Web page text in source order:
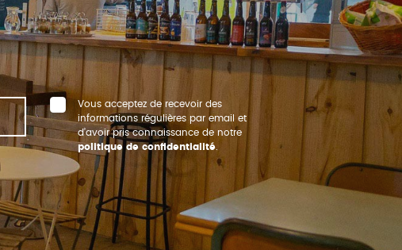
Vous acceptez de recevoir des
informations régulières par email et
d’avoir pris connaissance de notre
politique de confidentialité.